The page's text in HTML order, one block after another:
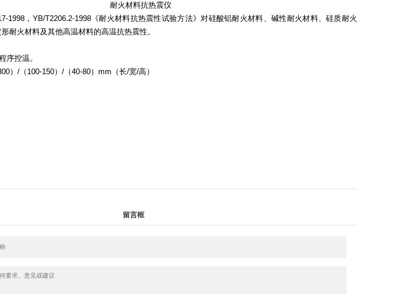
耐火材料抗热震仪
1998 ， YB/T2206.2-1998《耐火材料抗热震性试验方法》对硅酸铝耐火材料、碱性耐火材料、硅质耐火
耐火材料及其他高温材料的高温抗热震性。
序控温。
） / （100-150） / （40-80） mm （长/宽/高）
留言框